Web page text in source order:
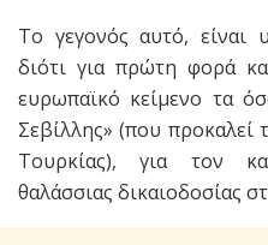
Το γεγονός αυτό, είναι
διότι για πρώτη φορά
ευρωπαϊκό κείμενο τα
Σεβίλλης» (που προκαλεί
Τουρκίας), για τον
θαλάσσιας δικαιοδοσίας